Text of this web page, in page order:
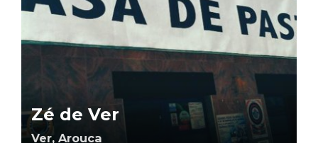
Zé de Ver
Ver, Arouca